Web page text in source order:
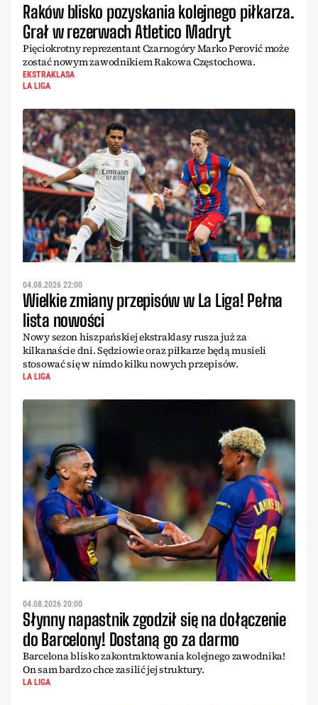
Raków blisko pozyskania kolejnego piłkarza.
Grał w rezerwach Atletico Madryt
Pięciokrotny reprezentant Czarnogóry Marko Perović może
zostać nowym zawodnikiem Rakowa Częstochowa.
EKSTRAKLASA
LA LIGA
04.08.2026 22:00
Wielkie zmiany przepisów w La Liga! Pełna
lista nowości
Nowy sezon hiszpańskiej ekstraklasy rusza już za
kilkanaście dni. Sędziowie oraz piłkarze będą musieli
stosować się w nimdo kilku nowych przepisów.
LA LIGA
04.08.2026 20:00
Słynny napastnik zgodził się na dołączenie
do Barcelony! Dostaną go za darmo
Barcelona blisko zakontraktowania kolejnego zawodnika!
On sam bardzo chce zasilić jej struktury.
LA LIGA